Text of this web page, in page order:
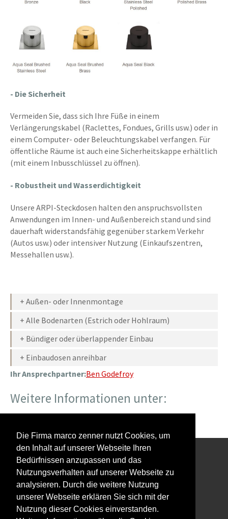
Die Firma marco zenner nutzt Cookies, um
den Inhalt auf unserer Webseite Ihren
Bedürfnissen anzupassen und das
Nutzungsverhalten auf unserer Webseite zu
analysieren. Durch die weitere Nutzung
unserer Webseite erklären Sie sich mit der
Nutzung dieser Cookies einverstanden.
- Die Sicherheit
Vermeiden Sie, dass sich Ihre Füße in einem
Verlängerungskabel (Raclettes, Fondues, Grills usw.) oder in
einem Computer- oder Beleuchtungskabel verfangen. Für
öffentliche Räume ist auch eine Sicherheitskappe erhältlich
(mit einem Inbusschlüssel zu öffnen).
- Robustheit und Wasserdichtigkeit
Unsere ARPI-Steckdosen halten den anspruchsvollsten
Anwendungen im Innen- und Außenbereich stand und sind
dauerhaft widerstandsfähig gegenüber starkem Verkehr
(Autos usw.) oder intensiver Nutzung (Einkaufszentren,
Messehallen usw.).
+ Außen- oder Innenmontage
+ Alle Bodenarten (Estrich oder Hohlraum)
+ Bündiger oder überlappender Einbau
+ Einbaudosen anreihbar
Ihr Ansprechpartner:Ben Godefroy
Weitere Informationen unter:
Interessiert an unserem Newsletter?